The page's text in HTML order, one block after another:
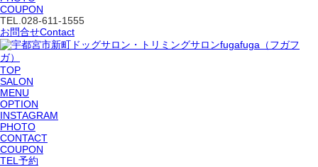
COUPON
TEL. 028-611-1555
お問合せContact
TOP
SALON
MENU
OPTION
INSTAGRAM
PHOTO
CONTACT
COUPON
TEL予約